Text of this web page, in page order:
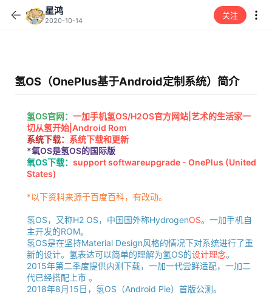
星鸿
2020-10-14
关注
氢OS（OnePlus基于Android定制系统）简介
氢OS官网： 一加手机氢OS/H2OS官方网站|艺术的生活家一
切从氢开始|Android Rom
系统下载： 系统下载和更新
*氧OS是氢OS的国际版
氧OS下载： support softwareupgrade - OnePlus (United
States)
*以下资料来源于百度百科，有改动。
氢OS，又称H2 OS，中国国外称HydrogenOS。一加手机自
主开发的ROM。
氢OS是在坚持Material Design风格的情况下对系统进行了重
新的设计。氢表达可以简单的理解为氢OS的设计理念。
2015年第二季度提供内测下载，一加一代尝鲜适配，一加二
代已经搭配上市 。
2018年8月15日，氢OS（Android Pie）首版公测。